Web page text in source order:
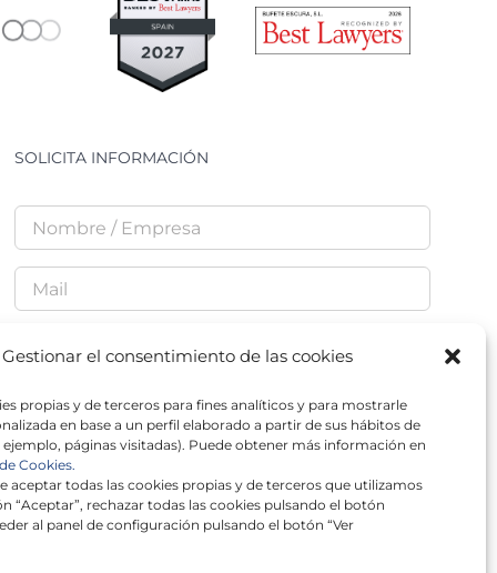
Gestionar el consentimiento de las cookies
propias y de terceros para fines analíticos y para mostrarle
en base a un perfil elaborado a partir de sus hábitos de
páginas visitadas). Puede obtener más información en
Cookies.
aceptar todas las cookies propias y de terceros que utilizamos
“Aceptar”, rechazar todas las cookies pulsando el botón
al panel de configuración pulsando el botón “Ver
SOLICITA INFORMACIÓN
He leído y acepto laPolítica de Privacidad